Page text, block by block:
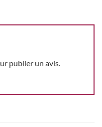
publier un avis.